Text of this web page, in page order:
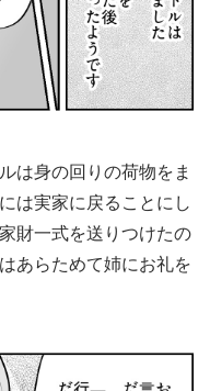
は身の回りの荷物をま
は実家に戻ることにし
財一式を送りつけたの
あらためて姉にお礼を